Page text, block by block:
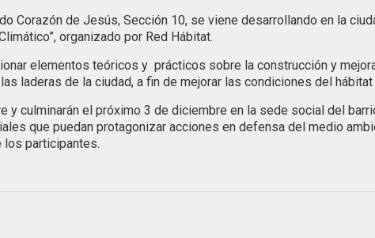
Corazón de Jesús, Sección 10, se viene desarrollando en la
organizado por Red Hábitat.
elementos teóricos y prácticos sobre la construcción y
laderas de la ciudad, a fin de mejorar las condiciones del
culminarán el próximo 3 de diciembre en la sede social del
que puedan protagonizar acciones en defensa del medio
los participantes.